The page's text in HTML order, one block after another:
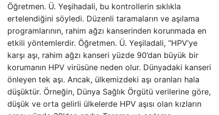
Öğretmen. Ü. Yeşihadali, bu kontrollerin sıklıkla
ertelendiğini söyledi. Düzenli taramaların ve aşılama
programlarının, rahim ağzı kanserinden korunmada en
etkili yöntemlerdir. Öğretmen. Ü. Yeşiladali, “HPV’ye
karşı aşı, rahim ağzı kanseri yüzde 90’dan büyük bir
korumanın HPV virüsüne neden olur. Dünyadaki kanseri
önleyen tek aşı. Ancak, ülkemizdeki aşı oranları hala
düşüktür. Örneğin, Dünya Sağlık Örgütü verilerine göre,
düşük ve orta gelirli ülkelerde HPV aşısı olan kızların